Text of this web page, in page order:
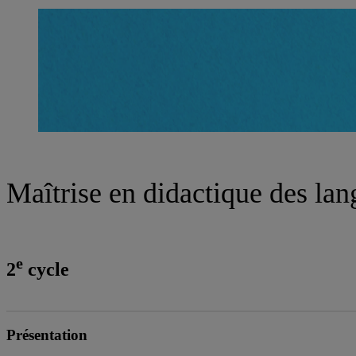
Maîtrise en didactique des
2e cycle
Présentation